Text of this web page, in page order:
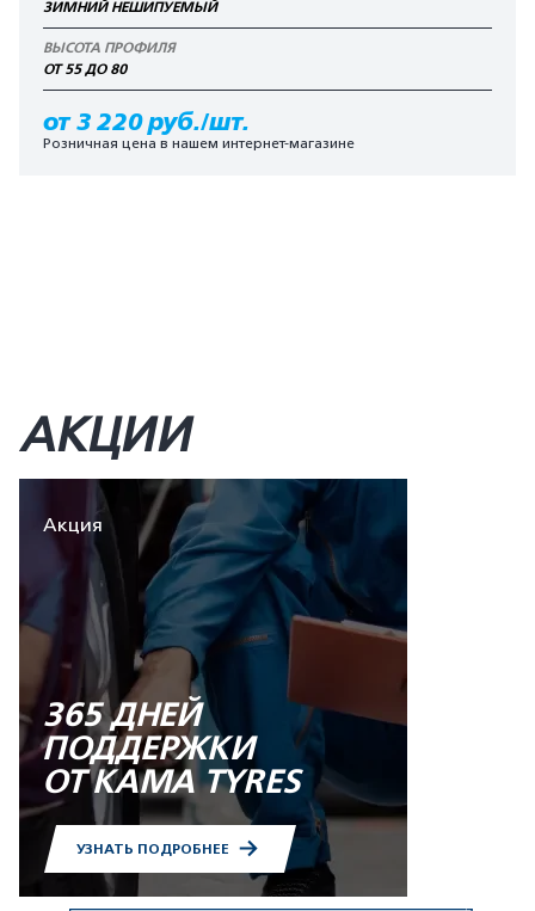
ЗИМНИЙ НЕШИПУЕМЫЙ
ВЫСОТА ПРОФИЛЯ
ОТ 55 ДО 80
от 3 220 руб./шт.
Розничная цена в нашем интернет-магазине
АКЦИИ
Акция
365 ДНЕЙ
ПОДДЕРЖКИ
ОТ KAMA TYRES
УЗНАТЬ ПОДРОБНЕЕ